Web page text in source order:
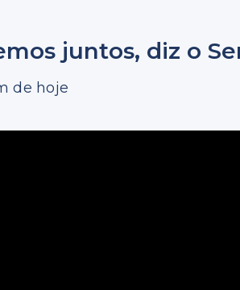
juntos, diz o
de hoje